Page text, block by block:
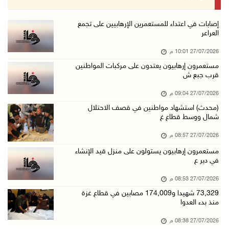
إصابات في اعتداء للمستعمرين الإرهابيين على تجمع
العراعر
27/07/2026 10:01 م
مستعمرون إرهابيون يعتدون على مركبات المواطنين
قرب جبع ش
27/07/2026 09:04 م
(محدث) استشهاد مواطنين في قصف الاحتلال
شمال ووسط قطاع غ
27/07/2026 08:57 م
مستعمرون إرهابيون يستولون على منزل قيد الإنشاء
في دير ع
27/07/2026 08:53 م
73,329 شهيدا و174,009 مصابين في قطاع غزة
منذ بدء العدوا
27/07/2026 08:38 م